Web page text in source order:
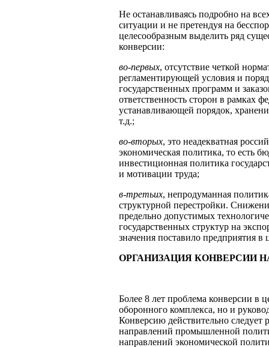
Не останавливаясь подробно на
ситуации и не претендуя на
целесообразным выделить ряд
конверсии:
во-первых, отсутствие четкой
регламентирующей условия и
государственных программ и
ответственность сторон в рамках
устанавливающей порядок,
т.д.;
во-вторых, это неадекватная
экономическая политика, то есть
инвестиционная политика
и мотивации труда;
в-третьих, непродуманная
структурной перестройки.
предельно допустимых
государственных структур на
значения поставило предприятия в
ОРГАНИЗАЦИЯ КОНВЕРСИИ
Более 8 лет проблема конверсии в
оборонного комплекса, но и
Конверсию действительно следует
направлений промышленной
направлений экономической